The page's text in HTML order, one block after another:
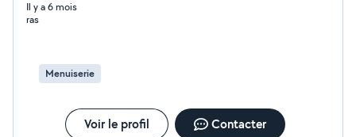
Il y a 6 mois
ras
Menuiserie
Voir le profil Contacter